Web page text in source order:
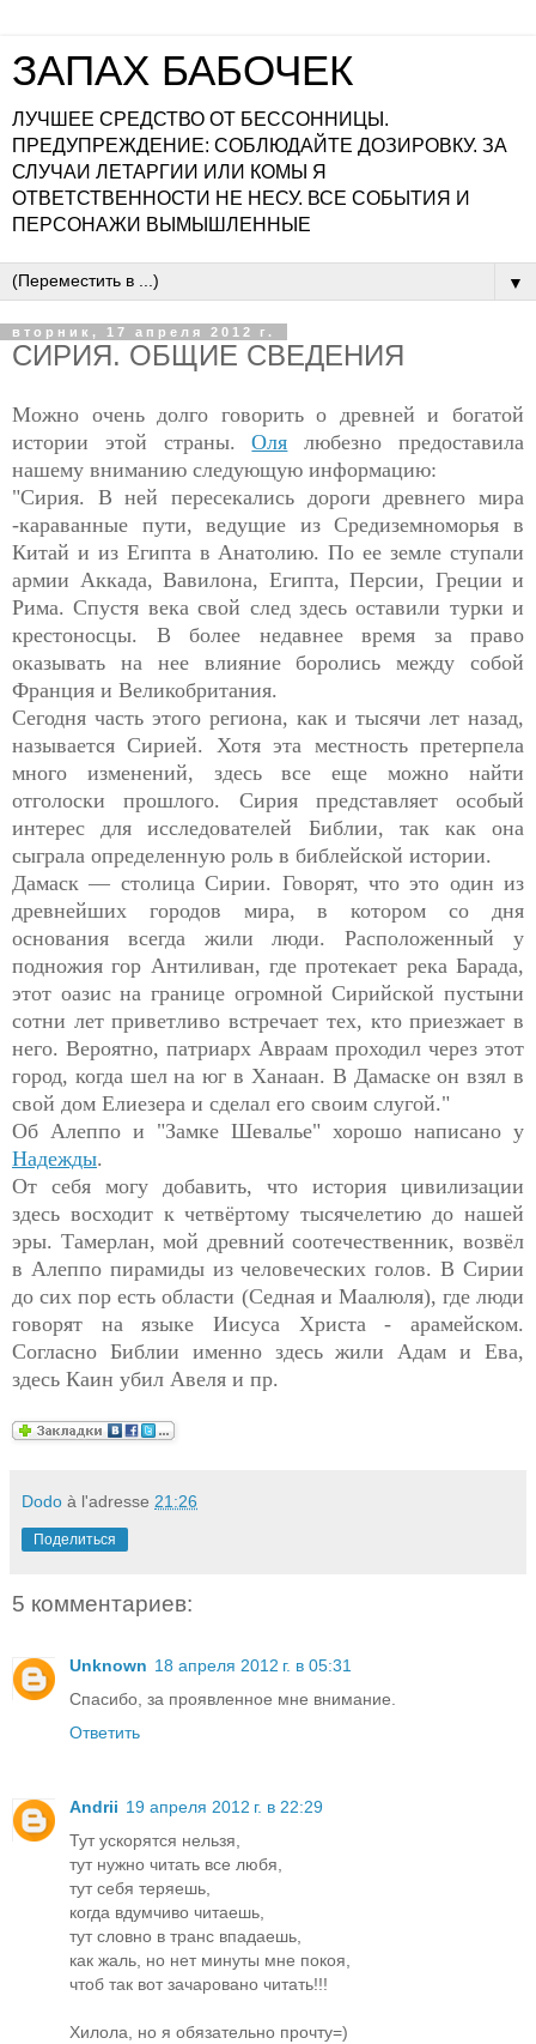
ЗАПАХ БАБОЧЕК
ЛУЧШЕЕ СРЕДСТВО ОТ БЕССОННИЦЫ.
ПРЕДУПРЕЖДЕНИЕ: СОБЛЮДАЙТЕ ДОЗИРОВКУ. ЗА
СЛУЧАИ ЛЕТАРГИИ ИЛИ КОМЫ Я
ОТВЕТСТВЕННОСТИ НЕ НЕСУ. ВСЕ СОБЫТИЯ И
ПЕРСОНАЖИ ВЫМЫШЛЕННЫЕ
▼
вторник, 17 апреля 2012 г.
СИРИЯ. ОБЩИЕ СВЕДЕНИЯ
Можно очень долго говорить о древней и богатой
истории этой страны.Оля любезно предоставила
нашему вниманию следующую информацию:
"Сирия. В ней пересекались дороги древнего мира
-караванные пути, ведущие из Средиземноморья в
Китай и из Египта в Анатолию. По ее земле ступали
армии Аккада, Вавилона, Египта, Персии, Греции и
Рима. Спустя века свой след здесь оставили турки и
крестоносцы. В более недавнее время за право
оказывать на нее влияние боролись между собой
Франция и Великобритания.
Сегодня часть этого региона, как и тысячи лет назад,
называется Сирией. Хотя эта местность претерпела
много изменений, здесь все еще можно найти
отголоски прошлого. Сирия представляет особый
интерес для исследователей Библии, так как она
сыграла определенную роль в библейской истории.
Дамаск — столица Сирии. Говорят, что это один из
древнейших городов мира, в котором со дня
основания всегда жили люди. Расположенный у
подножия гор Антиливан, где протекает река Барада,
этот оазис на границе огромной Сирийской пустыни
сотни лет приветливо встречает тех, кто приезжает в
него. Вероятно, патриарх Авраам проходил через этот
город, когда шел на юг в Ханаан. В Дамаске он взял в
свой дом Елиезера и сделал его своим слугой."
Об Алеппо и "Замке Шевалье" хорошо написано у
Надежды.
От себя могу добавить, что история цивилизации
здесь восходит к четвёртому тысячелетию до нашей
эры. Тамерлан, мой древний соотечественник, возвёл
в Алеппо пирамиды из человеческих голов. В Сирии
до сих пор есть области (Седная и Маалюля), где люди
говорят на языке Иисуса Христа - арамейском.
Согласно Библии именно здесь жили Адам и Ева,
здесь Каин убил Авеля и пр.
Dodo à l'adresse 21:26
Поделиться
5 комментариев:
Unknown 18 апреля 2012 г. в 05:31
Спасибо, за проявленное мне внимание.
Ответить
Andrii 19 апреля 2012 г. в 22:29
Тут ускорятся нельзя,
тут нужно читать все любя,
тут себя теряешь,
когда вдумчиво читаешь,
тут словно в транс впадаешь,
как жаль, но нет минуты мне покоя,
чтоб так вот зачаровано читать!!!
Хилола, но я обязательно прочту=)